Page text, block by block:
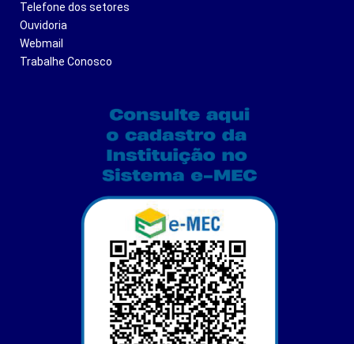
Telefone dos setores
Ouvidoria
Webmail
Trabalhe Conosco